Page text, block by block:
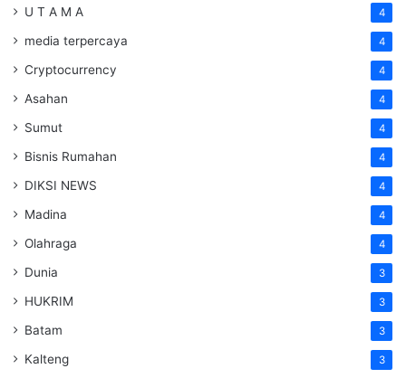
U T A M A 4
media terpercaya 4
Cryptocurrency 4
Asahan 4
Sumut 4
Bisnis Rumahan 4
DIKSI NEWS 4
Madina 4
Olahraga 4
Dunia 3
HUKRIM 3
Batam 3
Kalteng 3